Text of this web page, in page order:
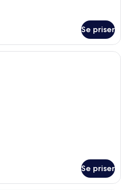
Se priser
Familjerum | Minibar,
Se priser